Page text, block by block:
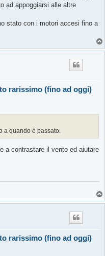
ad appoggiarsi alle altre
stato con i motori accesi fino a
rarissimo (fino ad oggi)
a quando è passato.
a contrastare il vento ed aiutare
rarissimo (fino ad oggi)